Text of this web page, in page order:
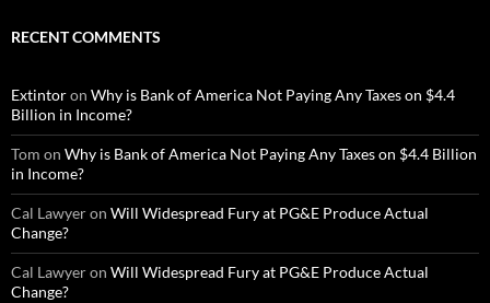
RECENT COMMENTS
Extintoron Why is Bank of America Not Paying Any Taxes on $4.4
Billion in Income?
Tom on Why is Bank of America Not Paying Any Taxes on $4.4 Billion
in Income?
Cal Lawyeron Will Widespread Fury at PG&E Produce Actual
Change?
Cal Lawyeron Will Widespread Fury at PG&E Produce Actual
Change?